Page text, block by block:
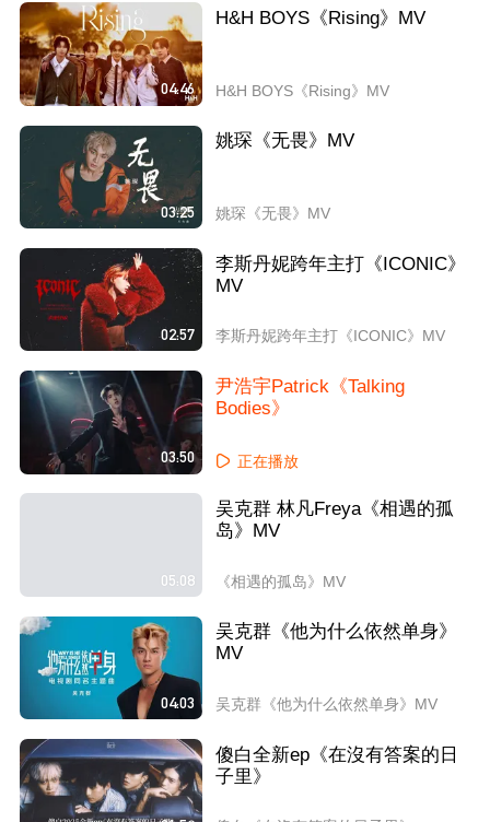
04:46
H&H BOYS《Rising》MV
H&H BOYS《Rising》MV
03:25
姚琛《无畏》MV
姚琛《无畏》MV
02:57
李斯丹妮跨年主打《ICONIC》
MV
李斯丹妮跨年主打《ICONIC》MV
03:50
尹浩宇Patrick《Talking
Bodies》
正在播放
05:08
吴克群 林凡Freya《相遇的孤
岛》MV
《相遇的孤岛》MV
04:03
吴克群《他为什么依然单身》
MV
吴克群《他为什么依然单身》MV
傻白全新ep《在沒有答案的日
子里》